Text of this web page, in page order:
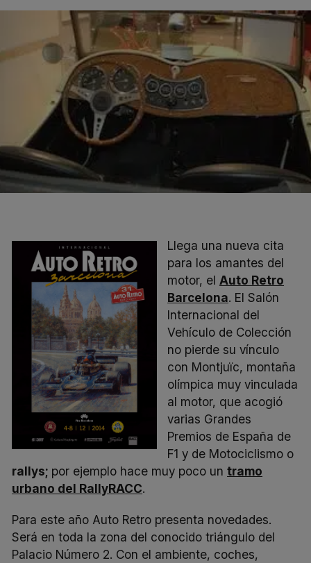
Llega una nueva cita
para los amantes del
motor, elAuto Retro
Barcelona. El Salón
Internacional del
Vehículo de Colección
no pierde su vínculo
con Montjuïc, montaña
olímpica muy vinculada
al motor, que acogió
varias Grandes
Premios de España de
F1 y de Motociclismo o
rallys; por ejemplo hace muy poco untramo
urbano del RallyRACC.
Para este año Auto Retro presenta novedades.
Será en toda la zona del conocido triángulo del
Palacio Número 2. Con el ambiente, coches,